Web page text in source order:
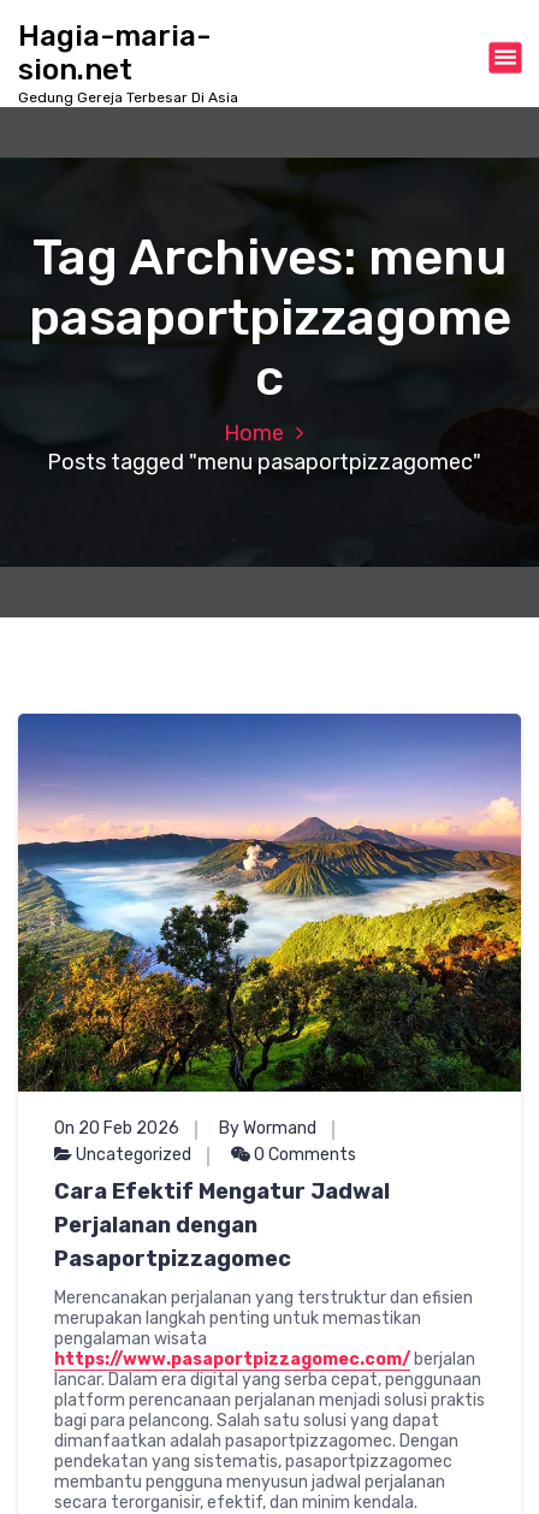
Hagia-maria-
sion.net
Gedung Gereja Terbesar Di Asia
Tag Archives: menu
pasaportpizzagome
c
Home
Posts tagged "menu pasaportpizzagomec"
On 20 Feb 2026
By Wormand
Uncategorized
0 Comments
Cara Efektif Mengatur Jadwal
Perjalanan dengan
Pasaportpizzagomec
Merencanakan perjalanan yang terstruktur dan efisien
merupakan langkah penting untuk memastikan
pengalaman wisata
https://www.pasaportpizzagomec.com/ berjalan
lancar. Dalam era digital yang serba cepat, penggunaan
platform perencanaan perjalanan menjadi solusi praktis
bagi para pelancong. Salah satu solusi yang dapat
dimanfaatkan adalah pasaportpizzagomec. Dengan
pendekatan yang sistematis, pasaportpizzagomec
membantu pengguna menyusun jadwal perjalanan
secara terorganisir, efektif, dan minim kendala.